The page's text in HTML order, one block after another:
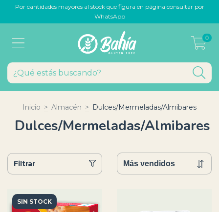
Por cantidades mayores al stock que figura en página consultar por
WhatsApp
0
Inicio > Almacén > Dulces/Mermeladas/Almibares
Dulces/Mermeladas/Almibares
Filtrar
SIN STOCK